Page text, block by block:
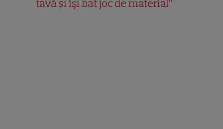
tavă și își bat joc de material”